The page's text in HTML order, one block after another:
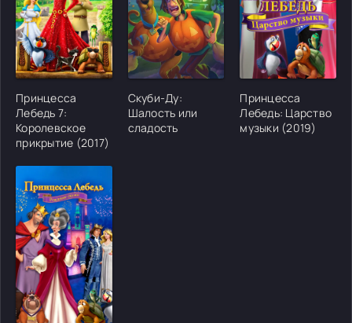
[/xfgiven_cvh_poster_urlcvh_poster_url]
Принцесса
Лебедь 7:
Королевское
прикрытие (2017)
[/xfgiven_cvh_poster_urlcvh_poster_url]
Скуби-Ду:
Шалость или
сладость
[/
Принцесса
Лебедь: Царство
музыки (2019)
[/xfgiven_cvh_poster_urlcvh_poster_url]